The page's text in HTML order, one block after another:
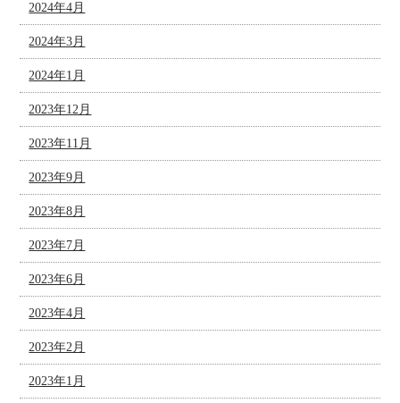
2024年4月
2024年3月
2024年1月
2023年12月
2023年11月
2023年9月
2023年8月
2023年7月
2023年6月
2023年4月
2023年2月
2023年1月